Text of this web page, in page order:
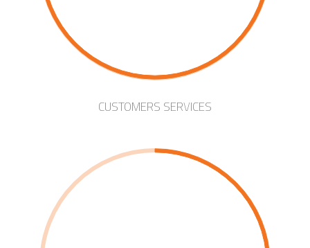
CUSTOMERS SERVICES